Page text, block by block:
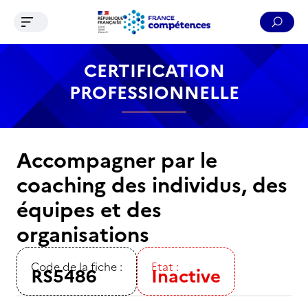
Contenu Recherche Menu Pied de page
Ouvrir le menu de navigation
CERTIFICATION
PROFESSIONNELLE
Accompagner par le
coaching des individus, des
équipes et des
organisations
Code de la fiche :
RS5486 Etat :
Inactive